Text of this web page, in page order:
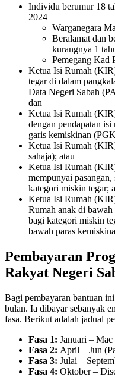
Individu berumur 18
2024
Warganegara
Beralamat dan
kurangnya 1
Pemegang Kad
Ketua Isi Rumah
tegar di dalam
Data Negeri Sabah
dan
Ketua Isi Rumah
dengan pendapatan
garis kemiskinan
Ketua Isi Rumah
sahaja); atau
Ketua Isi Rumah
mempunyai
kategori miskin tegar;
Ketua Isi Rumah
Rumah anak di
bagi kategori miskin
bawah paras
Pembayaran
Rakyat Negeri
Bagi pembayaran bantuan
bulan. Ia dibayar sebanyak
fasa. Berikut adalah jadual
Fasa 1: Januari –
Fasa 2: April – Jun
Fasa 3: Julai –
Fasa 4: Oktober –